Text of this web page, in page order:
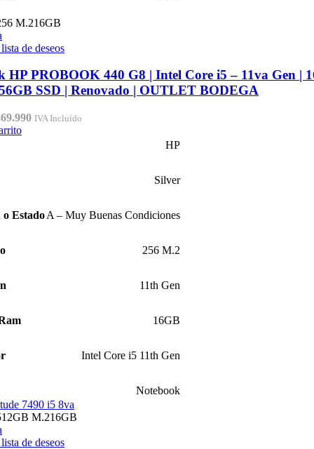
M.216GB
de deseos
HP PROBOOK 440 G8 | Intel Core i5 – 11va Gen |
SSD | Renovado | OUTLET BODEGA
ElIVA Incluído
HP
Silver
EstadoA – Muy Buenas Condiciones
256 M.2
11th Gen
16GB
Intel Core i5 11th Gen
Notebook
M.216GB
de deseos